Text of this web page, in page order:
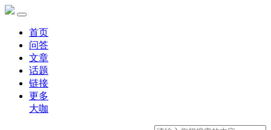
首页
问答
文章
话题
链接
更多
大咖